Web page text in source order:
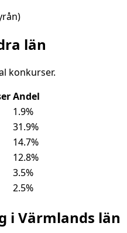
län
konkurser.
Andel
1.9%
31.9%
14.7%
12.8%
3.5%
2.5%
i Värmlands län